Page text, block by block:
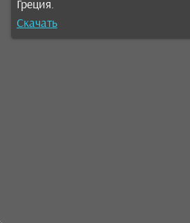
Греция.
Скачать